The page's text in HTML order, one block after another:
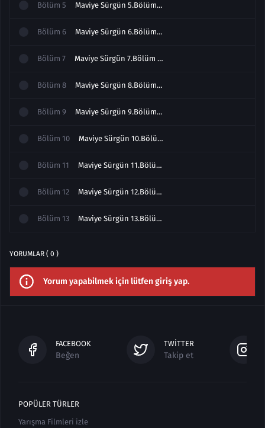
Bölüm 5 Maviye Sürgün 5.Bölüm izle
Bölüm 6 Maviye Sürgün 6.Bölüm izle
Bölüm 7 Maviye Sürgün 7.Bölüm izle
Bölüm 8 Maviye Sürgün 8.Bölüm izle
Bölüm 9 Maviye Sürgün 9.Bölüm izle
Bölüm 10 Maviye Sürgün 10.Bölüm izle
Bölüm 11 Maviye Sürgün 11.Bölüm izle
Bölüm 12 Maviye Sürgün 12.Bölüm izle
Bölüm 13 Maviye Sürgün 13.Bölüm izle
YORUMLAR ( 0 )
Yorum yapabilmek için lütfen giriş yap.
FACEBOOK
Beğen
TWITTER
Takip et
POPÜLER TÜRLER
Yarışma Filmleri izle